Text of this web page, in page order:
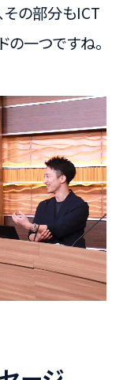
その部分もICT
一つですね。